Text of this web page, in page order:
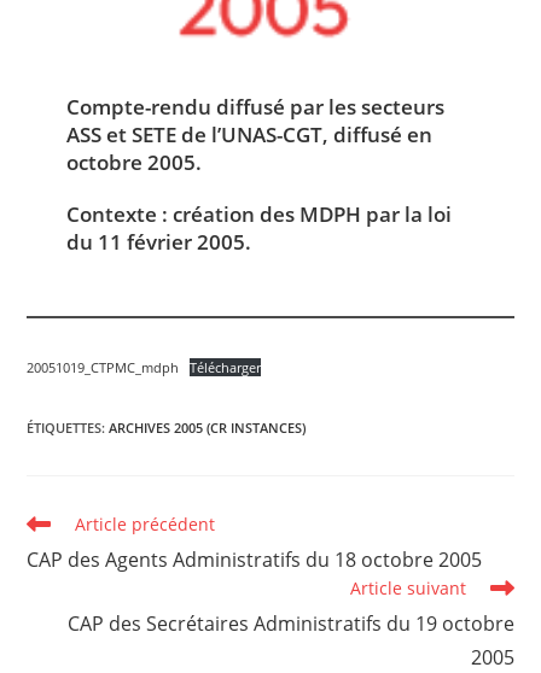
Compte-rendu diffusé par les secteurs
ASS et SETE de l’UNAS-CGT, diffusé en
octobre 2005.
Contexte : création des MDPH par la loi
du 11 février 2005.
20051019_CTPMC_mdph Télécharger
ÉTIQUETTES:ARCHIVES 2005 (CR INSTANCES)
Read
articles
Article précédent
CAP des Agents Administratifs du 18 octobre 2005
Article suivant
CAP des Secrétaires Administratifs du 19 octobre
2005